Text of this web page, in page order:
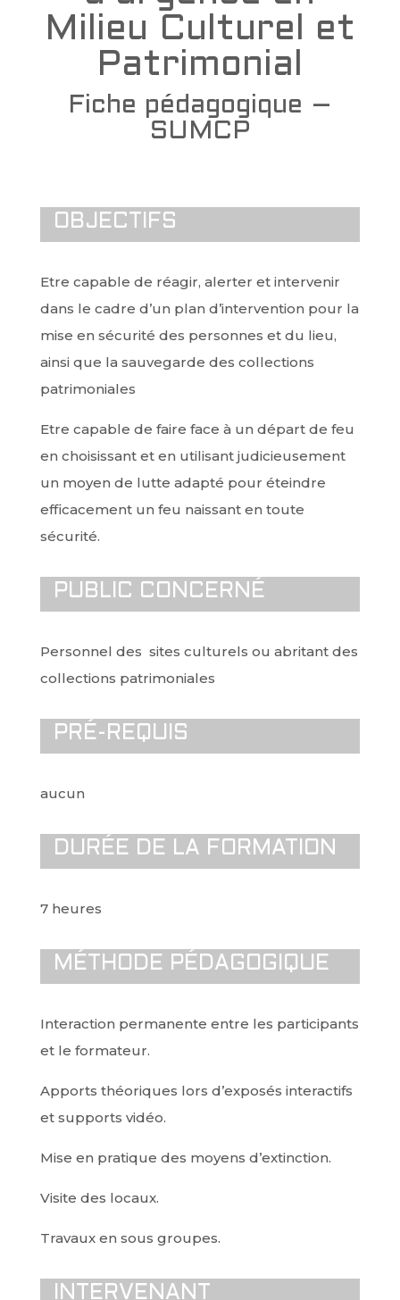
Milieu Culturel et
Patrimonial
Fiche pédagogique –
SUMCP
OBJECTIFS
Etre capable de réagir, alerter et intervenir
dans le cadre d’un plan d’intervention pour la
mise en sécurité des personnes et du lieu,
ainsi que la sauvegarde des collections
patrimoniales
Etre capable de faire face à un départ de feu
en choisissant et en utilisant judicieusement
un moyen de lutte adapté pour éteindre
efficacement un feu naissant en toute
sécurité.
PUBLIC CONCERNÉ
Personnel des sites culturels ou abritant des
collections patrimoniales
PRÉ-REQUIS
aucun
DURÉE DE LA FORMATION
7 heures
MÉTHODE PÉDAGOGIQUE
Interaction permanente entre les participants
et le formateur.
Apports théoriques lors d’exposés interactifs
et supports vidéo.
Mise en pratique des moyens d’extinction.
Visite des locaux.
Travaux en sous groupes.
INTERVENANT